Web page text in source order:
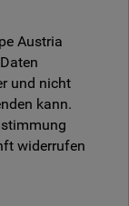
Austria
und nicht
kann.
widerrufen